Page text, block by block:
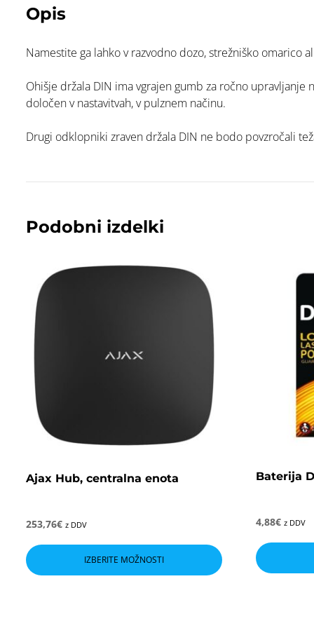
Opis
Namestite ga lahko v razvodno dozo, strežniško
Ohišje držala DIN ima vgrajen gumb za ročno
določen v nastavitvah, v pulznem načinu.
Drugi odklopniki zraven držala DIN ne bodo povzročali
Podobni izdelki
Ajax Hub, centralna enota
253,76€ z DDV
IZBERITE MOŽNOSTI
izdelek
ima
Baterija
4,88€ z DDV